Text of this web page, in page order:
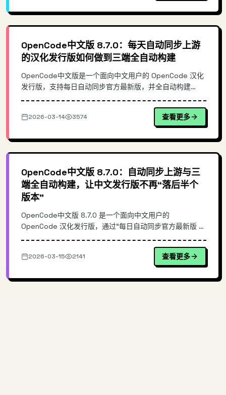
OpenCode中文版 8.7.0：每天自动同步上游
的汉化发行版如何做到三端全自动构建
OpenCode中文版是一个面向中文用户的 OpenCode 汉化
发行版，支持每日自动同步官方最新版，并全自动构建
出发，拆解其自动同步与构建流水线思路、发行版与上游的
差异、以及在团队落地时的安装与更新方式，帮助你快速选
2026-03-14 3574 查看更多
OpenCode中文版 8.7.0：自动同步上游与三
端全自动构建，让中文发行版不再“落后半个
版本”
OpenCode中文版 8.7.0 是一个面向中文用户的
OpenCode 汉化发行版，通过“每日自动同步官方最新版 +
汉化版更新滞后、手动打包繁琐与版本不一致问题。本文从
同步机制、构建架构与发布策略切入，说明其与手工汉化/
2026-03-15 2141 查看更多